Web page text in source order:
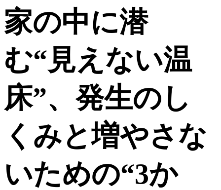
家の中に潜
む“見えない温
床”、発生のし
くみと増やさな
いための“3か